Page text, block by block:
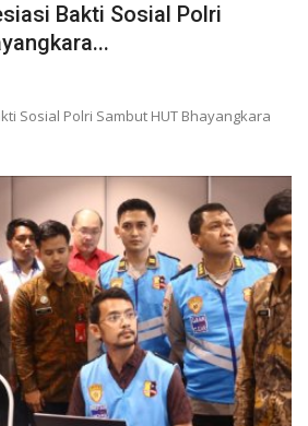
Bakti Sosial Polri
Sosial Polri Sambut HUT Bhayangkara